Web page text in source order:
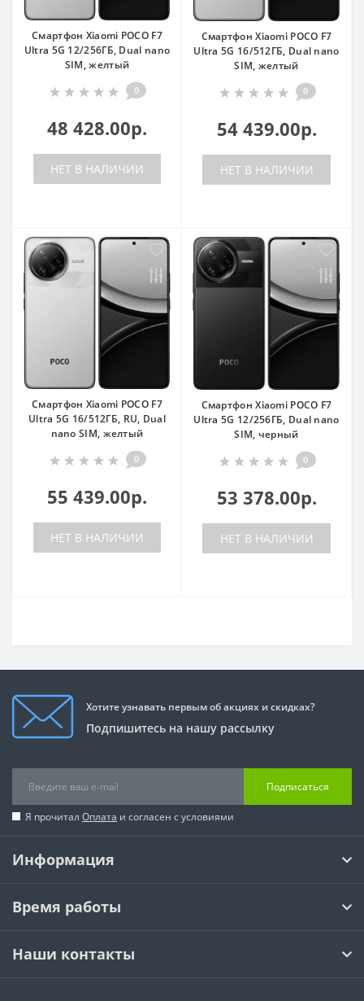
Смартфон Xiaomi POCO F7
Ultra 5G 12/256ГБ, Dual nano
SIM, желтый
0
48 428.00р.
НЕТ В НАЛИЧИИ
Смартфон Xiaomi POCO F7
Ultra 5G 16/512ГБ, Dual nano
SIM, желтый
0
54 439.00р.
НЕТ В НАЛИЧИИ
Смартфон Xiaomi POCO F7
Ultra 5G 16/512ГБ, RU, Dual
nano SIM, желтый
0
55 439.00р.
НЕТ В НАЛИЧИИ
Смартфон Xiaomi POCO F7
Ultra 5G 12/256ГБ, Dual nano
SIM, черный
0
53 378.00р.
НЕТ В НАЛИЧИИ
Хотите узнавать первым об акциях и скидках?
Подпишитесь на нашу рассылку
Подписаться
Я прочитал Оплата и согласен с условиями
Информация
Время работы
Наши контакты